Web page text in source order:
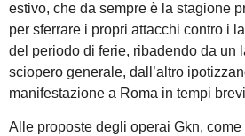
estivo, che da sempre è la stagione
per sferrare i propri attacchi contro i
del periodo di ferie, ribadendo da un
sciopero generale, dall’altro
manifestazione a Roma in tempi
Alle proposte degli operai Gkn,